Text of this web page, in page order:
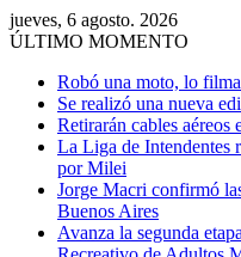
jueves, 6 agosto. 2026
ÚLTIMO MOMENTO
Robó una moto, lo
Se realizó una nueva
Retirarán cables aéreos
La Liga de Intendentes
por Milei
Jorge Macri confirmó
Buenos Aires
Avanza la segunda